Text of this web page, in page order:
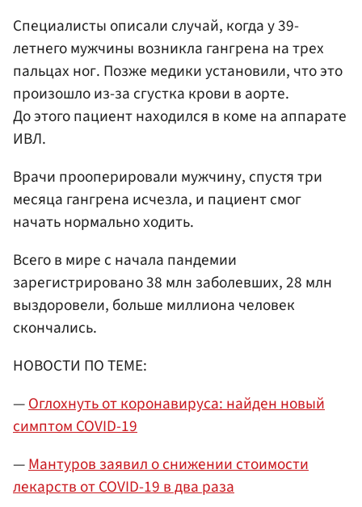
Специалисты описали случай, когда у 39-
летнего мужчины возникла гангрена на трех
пальцах ног. Позже медики установили, что это
произошло из-за сгустка крови в аорте.
До этого пациент находился в коме на аппарате
ИВЛ.
Врачи прооперировали мужчину, спустя три
месяца гангрена исчезла, и пациент смог
начать нормально ходить.
Всего в мире с начала пандемии
зарегистрировано 38 млн заболевших, 28 млн
выздоровели, больше миллиона человек
скончались.
НОВОСТИ ПО ТЕМЕ:
—Оглохнуть от коронавируса: найден новый
симптом COVID-19
—Мантуров заявил о снижении стоимости
лекарств от COVID-19 в два раза